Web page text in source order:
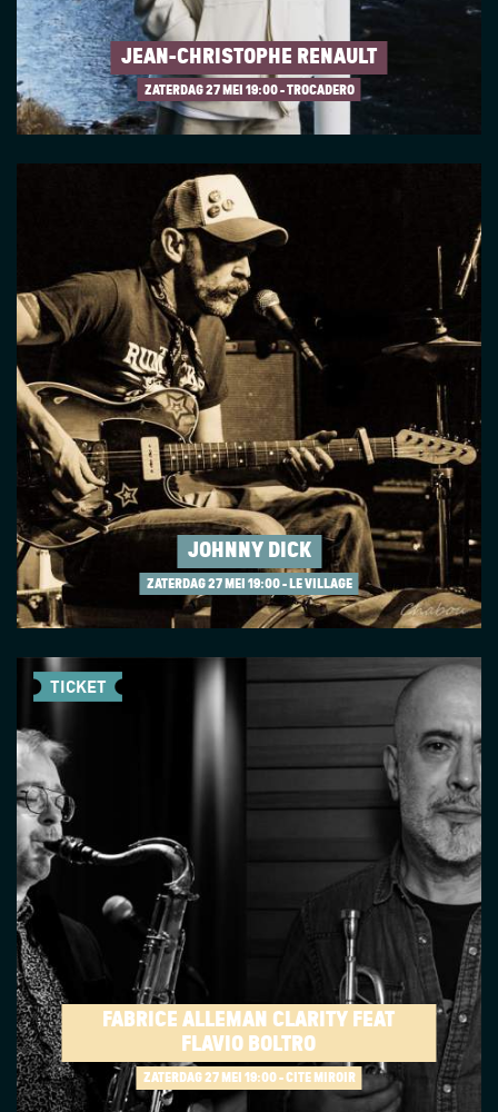
JEAN-CHRISTOPHE RENAULT
ZATERDAG 27 MEI 19:00 - TROCADERO
JOHNNY DICK
ZATERDAG 27 MEI 19:00 - LE VILLAGE
FABRICE ALLEMAN CLARITY FEAT
FLAVIO BOLTRO
ZATERDAG 27 MEI 19:00 - CITÉ MIROIR
TICKET